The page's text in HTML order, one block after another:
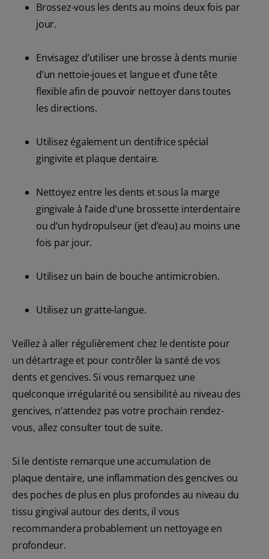
Brossez-vous les dents au moins deux fois par
jour.
Envisagez d’utiliser une brosse à dents munie
d’un nettoie-joues et langue et d’une tête
flexible afin de pouvoir nettoyer dans toutes
les directions.
Utilisez également un dentifrice spécial
gingivite et plaque dentaire.
Nettoyez entre les dents et sous la marge
gingivale à l’aide d’une brossette interdentaire
ou d’un hydropulseur (jet d’eau) au moins une
fois par jour.
Utilisez un bain de bouche antimicrobien.
Utilisez un gratte-langue.
Veillez à aller régulièrement chez le dentiste pour
un détartrage et pour contrôler la santé de vos
dents et gencives. Si vous remarquez une
quelconque irrégularité ou sensibilité au niveau des
gencives, n’attendez pas votre prochain rendez-
vous, allez consulter tout de suite.
Si le dentiste remarque une accumulation de
plaque dentaire, une inflammation des gencives ou
des poches de plus en plus profondes au niveau du
tissu gingival autour des dents, il vous
recommandera probablement un nettoyage en
profondeur.